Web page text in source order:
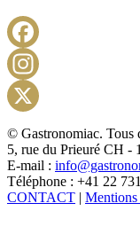
© Gastronomiac. Tous
5, rue du Prieuré CH -
E-mail :
Téléphone : +41 22
CONTACT | Mentions